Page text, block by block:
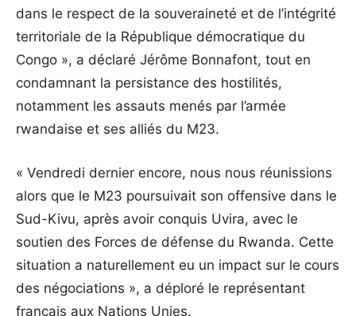
dans le respect de la souveraineté et de l’intégrité
territoriale de la République démocratique du
Congo », a déclaré Jérôme Bonnafont, tout en
condamnant la persistance des hostilités,
notamment les assauts menés par l’armée
rwandaise et ses alliés du M23.
« Vendredi dernier encore, nous nous réunissions
alors que le M23 poursuivait son offensive dans le
Sud-Kivu, après avoir conquis Uvira, avec le
soutien des Forces de défense du Rwanda. Cette
situation a naturellement eu un impact sur le cours
des négociations », a déploré le représentant
français aux Nations Unies.